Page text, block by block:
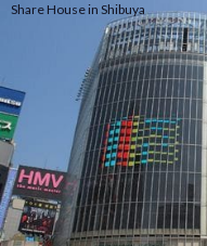
Share House in Shibuya